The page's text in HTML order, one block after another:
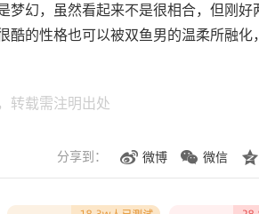
梦幻，虽然看起来不是很相合，但刚好
酷的性格也可以被双鱼男的温柔所融化
转载需注明出处
分享到： 微博 微信